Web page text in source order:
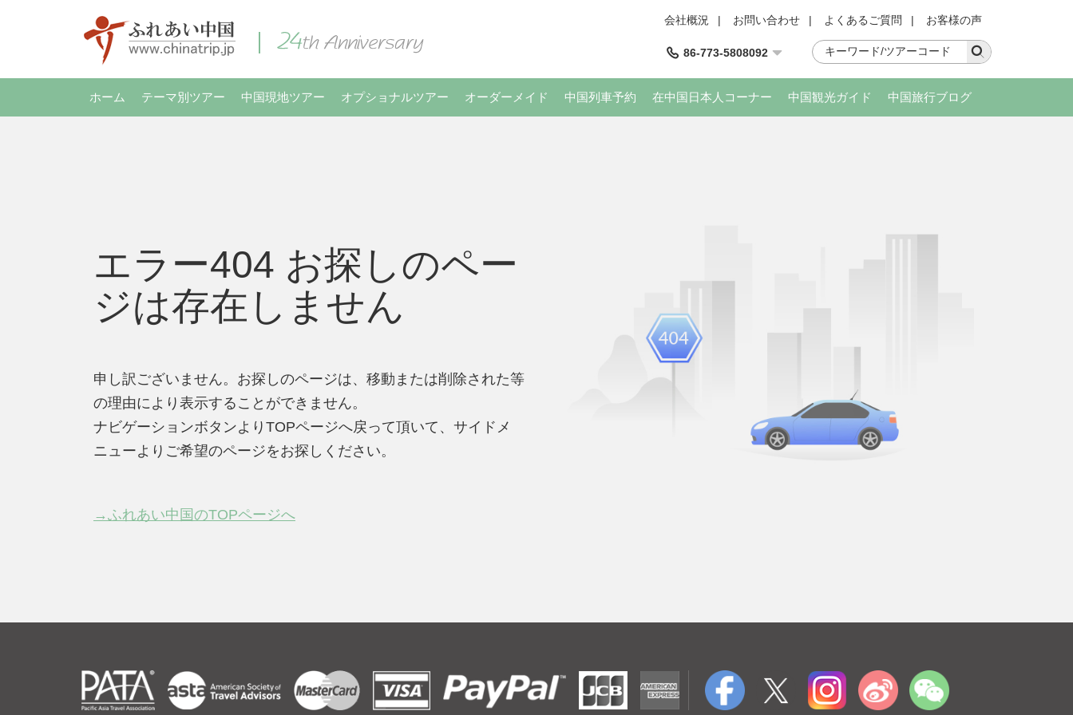
会社概況 | お問い合わせ | よくあるご質問 | お客様の声
86-773-5808092
ホーム テーマ別ツアー 中国現地ツアー オプショナルツアー オーダーメイド 中国列車予約 在中国日本人コーナー 中国観光ガイド 中国旅行ブログ
エラー404 お探しのペー
ジは存在しません
申し訳ございません。お探しのページは、移動または削除された等
の理由により表示することができません。
ナビゲーションボタンよりTOPページへ戻って頂いて、サイドメ
ニューよりご希望のページをお探しください。
→ふれあい中国のTOPページへ